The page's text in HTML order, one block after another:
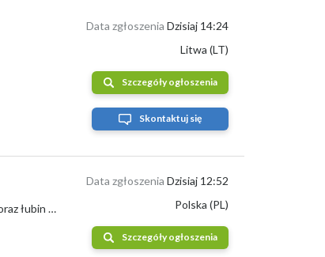
Dzisiaj 14:24
Data zgłoszenia
Litwa (LT)
Szczegóły ogłoszenia
Skontaktuj się
Dzisiaj 12:52
Data zgłoszenia
##kupię zboża paszowe i konsumpcyjne: pszenicę pszenżyto owies żyto jęczmień proso oraz łubin słodki i gorzki, bobik, groch, kukurydzę (such... Polska (PL)
Szczegóły ogłoszenia